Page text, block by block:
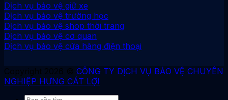
Dịch vụ bảo vệ giữ xe
Dịch vụ bảo vệ trường học
Dịch vụ bảo vệ shop thời trang
Dịch vụ bảo vệ cơ quan
Dịch vụ bảo vệ cửa hàng điện thoại
Copyright 2026 © CÔNG TY DỊCH VỤ BẢO VỆ CHUYÊN
NGHIỆP HƯNG CÁT LỢI